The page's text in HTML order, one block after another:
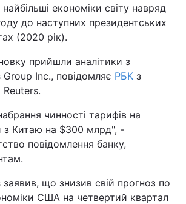
економіки світу навряд
до наступних президентських
(2020 рік).
прийшли аналітики з
Inc., повідомляє РБК з
чинності тарифів на
з Китаю на $300 млрд", -
повідомлення банку,
що знизив свій прогноз по
США на четвертий квартал